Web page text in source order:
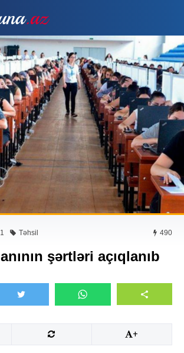
Təhsil 490
şərtləri açıqlanıb
+